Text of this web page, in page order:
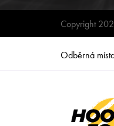
Copyright
Odběrná